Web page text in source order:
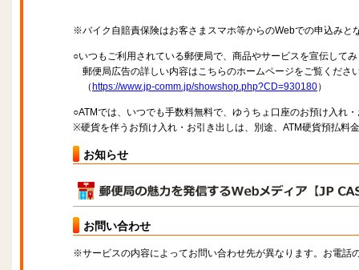
※バイク自賠責保険はお客さまスマホ等からのWebでの申込みと
○いつもご利用されている郵便局で、商品やサービスを宣伝して
郵便局広告の詳しい内容はこちらのホームページをご覧くださ
（ https://www.jp-comm.jp/showshop.php?CD=930180）
○ATMでは、いつでも手数料無料で、ゆうちょ口座のお預け入れ
※硬貨を伴うお預け入れ・お引き出しは、別途、ATM硬貨預払料
お知らせ
お問い合わせ
※サービスの内容によってお問い合わせ先が異なります。お電話